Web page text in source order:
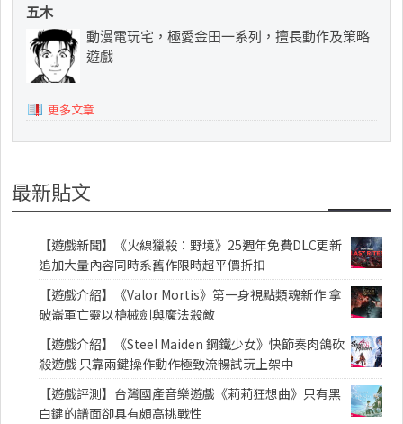
五木
動漫電玩宅，極愛金田一系列，擅長動作及策略
遊戲
更多文章
最新貼文
【遊戲新聞】《火線獵殺：野境》25週年免費DLC更新
追加大量內容同時系舊作限時超平價折扣
【遊戲介紹】《Valor Mortis》第一身視點類魂新作 拿
破崙軍亡靈以槍械劍與魔法殺敵
【遊戲介紹】《Steel Maiden 鋼鐵少女》快節奏肉鴿砍
殺遊戲 只靠兩鍵操作動作極致流暢試玩上架中
【遊戲評測】台灣國產音樂遊戲《莉莉狂想曲》只有黑
白鍵的譜面卻具有頗高挑戰性